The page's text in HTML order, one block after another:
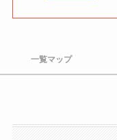
一覧マップ